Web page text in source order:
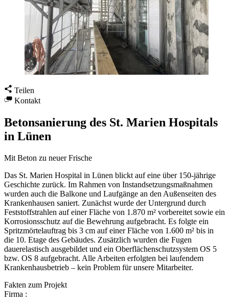
Teilen
Kontakt
Betonsanierung des St. Marien Hospitals
in Lünen
Mit Beton zu neuer Frische
Das St. Marien Hospital in Lünen blickt auf eine über 150-jährige
Geschichte zurück. Im Rahmen von Instandsetzungsmaßnahmen
wurden auch die Balkone und Laufgänge an den Außenseiten des
Krankenhausen saniert. Zunächst wurde der Untergrund durch
Feststoffstrahlen auf einer Fläche von 1.870 m² vorbereitet sowie ein
Korrosionsschutz auf die Bewehrung aufgebracht. Es folgte ein
Spritzmörtelauftrag bis 3 cm auf einer Fläche von 1.600 m² bis in
die 10. Etage des Gebäudes. Zusätzlich wurden die Fugen
dauerelastisch ausgebildet und ein Oberflächenschutzsystem OS 5
bzw. OS 8 aufgebracht. Alle Arbeiten erfolgten bei laufendem
Krankenhausbetrieb – kein Problem für unsere Mitarbeiter.
Fakten zum Projekt
Firma :